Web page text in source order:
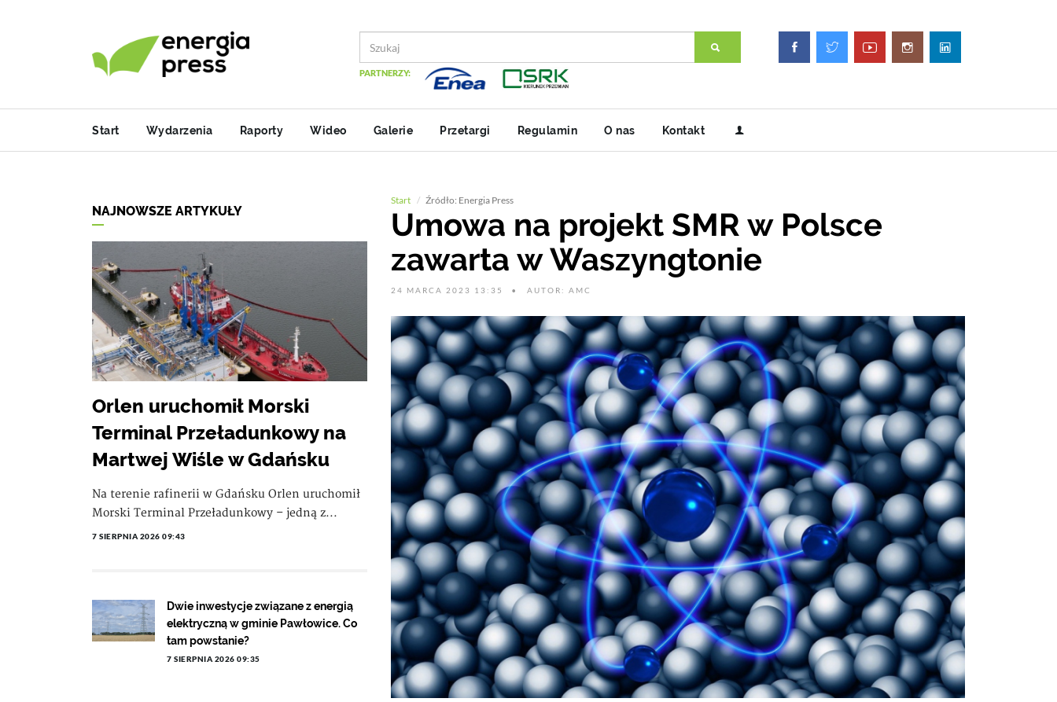
PARTNERZY:
Start Wydarzenia Raporty Wideo Galerie Przetargi Regulamin O nas Kontakt
Start Źródło: Energia Press
Umowa na projekt SMR w Polsce
zawarta w Waszyngtonie
24 MARCA 2023 13:35 AUTOR: AMC
NAJNOWSZE ARTYKUŁY
Orlen uruchomił Morski
Terminal Przeładunkowy na
Martwej Wiśle w Gdańsku
Na terenie rafinerii w Gdańsku Orlen uruchomił
Morski Terminal Przeładunkowy – jedną z...
7 SIERPNIA 2026 09:43
Dwie inwestycje związane z energią
elektryczną w gminie Pawłowice. Co
tam powstanie?
7 SIERPNIA 2026 09:35